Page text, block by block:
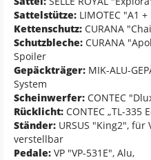
Sattelstütze: LIMOTEC "A1
Kettenschutz: CURANA
Schutzbleche: CURANA
Spoiler
Gepäckträger: MIK-ALU-
System
Scheinwerfer: CONTEC
Rücklicht: CONTEC „TL-335
Ständer: URSUS "King2",
verstellbar
Pedale: VP "VP-531E", Alu,